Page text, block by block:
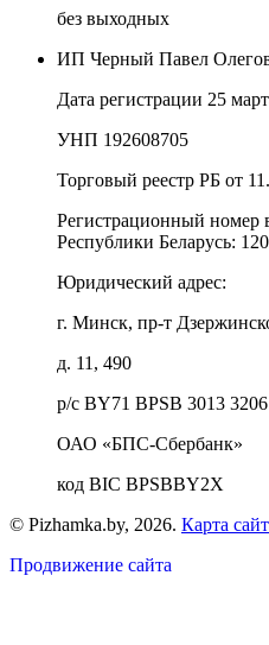
без выходных
ИП Черный Павел
Дата регистрации 25
УНП 192608705
Торговый реестр РБ от
Регистрационный номер
Республики Беларусь:
Юридический адрес:
г. Минск, пр-т
д. 11, 490
р/с BY71 BPSB 3013
ОАО «БПС-Сбербанк»
код BIC BPSBBY2X
© Pizhamka.by, 2026. Карта
Продвижение сайта